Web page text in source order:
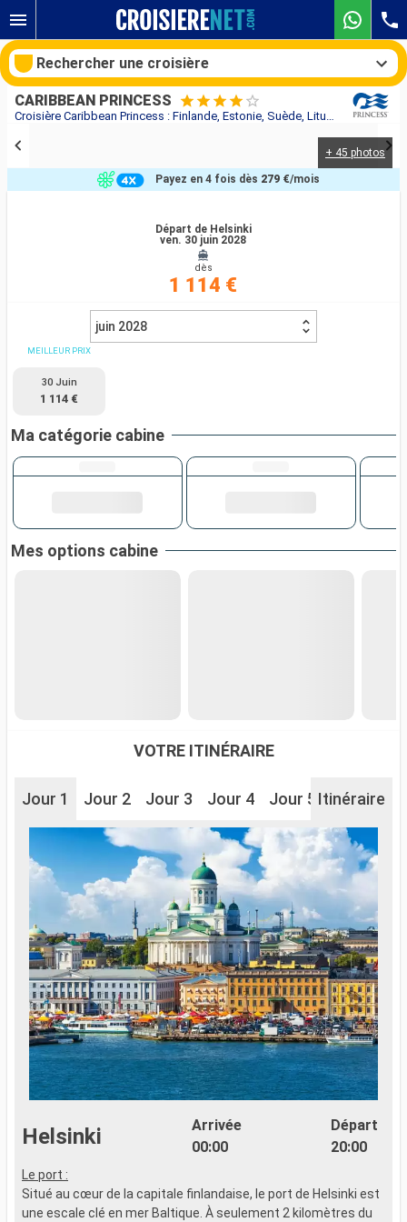
Croisière Caribbean Princess : Finlande, Estonie, Suède, Lituanie, Danemark, Allemagne au départ de Helsinki
CARIBBEAN PRINCESS
+ 45 photos
Départ de Helsinki
ven. 30 juin 2028
dès
1 114 €
Payez en 4 fois dès 279 €/mois
juin 2028
MEILLEUR PRIX
30 Juin
1 114 €
Ma catégorie cabine
Mes options cabine
VOTRE ITINÉRAIRE
Jour 1 Jour 2 Jour 3 Jour 4 Jour 5 Jour 6
Itinéraire
Helsinki
Arrivée
00:00
Départ
20:00
Le port :
Situé au cœur de la capitale finlandaise, le port de Helsinki est
une escale clé en mer Baltique. À seulement 2 kilomètres du
Rechercher une croisière
Compagnies
Rechercher